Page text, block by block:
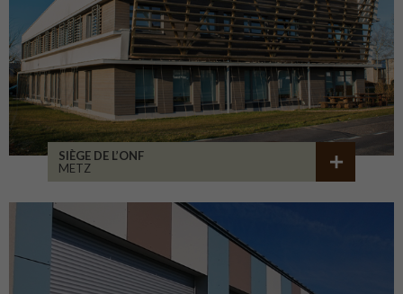
SIÈGE DE L’ONF
METZ